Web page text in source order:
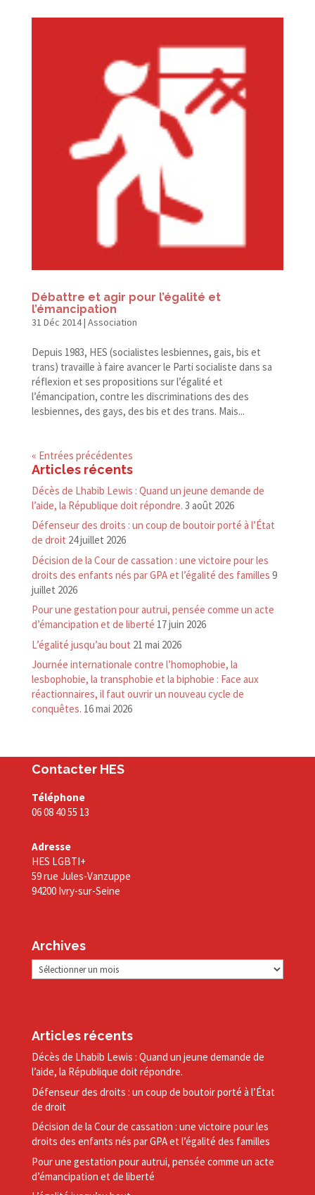
Débattre et agir pour l’égalité et
l’émancipation
31 Déc 2014| Association
Depuis 1983, HES (socialistes lesbiennes, gais, bis et
trans) travaille à faire avancer le Parti socialiste dans sa
réflexion et ses propositions sur l’égalité et
l’émancipation, contre les discriminations des des
lesbiennes, des gays, des bis et des trans. Mais...
« Entrées précédentes
Articles récents
Décès de Lhabib Lewis : Quand un jeune demande de
l’aide, la République doit répondre. 3 août 2026
Défenseur des droits : un coup de boutoir porté à l’État
de droit 24 juillet 2026
Décision de la Cour de cassation : une victoire pour les
droits des enfants nés par GPA et l’égalité des familles 9
juillet 2026
Pour une gestation pour autrui, pensée comme un acte
d’émancipation et de liberté 17 juin 2026
L’égalité jusqu’au bout 21 mai 2026
Journée internationale contre l’homophobie, la
lesbophobie, la transphobie et la biphobie : Face aux
réactionnaires, il faut ouvrir un nouveau cycle de
conquêtes. 16 mai 2026
Contacter HES
Téléphone
06 08 40 55 13
Adresse
HES LGBTI+
59 rue Jules-Vanzuppe
94200 Ivry-sur-Seine
Archives
Archives
Articles récents
Décès de Lhabib Lewis : Quand un jeune demande de
l’aide, la République doit répondre.
Défenseur des droits : un coup de boutoir porté à l’État
de droit
Décision de la Cour de cassation : une victoire pour les
droits des enfants nés par GPA et l’égalité des familles
Pour une gestation pour autrui, pensée comme un acte
d’émancipation et de liberté